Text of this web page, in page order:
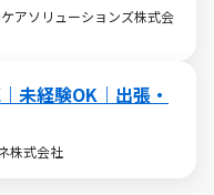
アソリューションズ株式会
未経験OK｜出張・
株式会社